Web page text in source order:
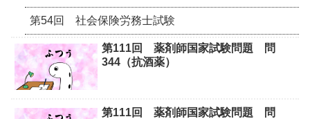
第54回 社会保険労務士試験
第111回 薬剤師国家試験問題 問
344（抗酒薬）
第111回 薬剤師国家試験問題 問